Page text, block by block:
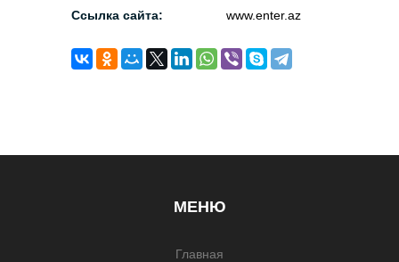
Ссылка сайта: www.enter.az
МЕНЮ
Главная